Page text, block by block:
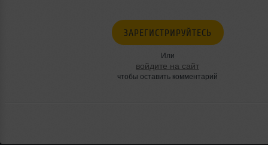
ЗАРЕГИСТРИРУЙТЕСЬ
Или
войдите на сайт
чтобы оставить комментарий